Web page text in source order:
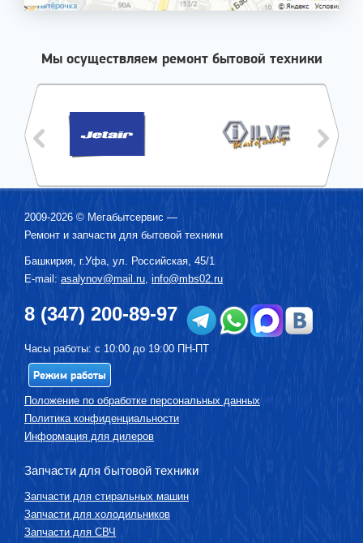
Мы осуществляем ремонт бытовой техники
2009-2026 © Мегабытсервис —
Ремонт и запчасти для бытовой техники
Башкирия, г.Уфа ул. Российская, 45/1
E-mail: asalynov@mail.ru info@mbs02.ru
8 (347) 200-89-97
Часы работы: с 10:00 до 19:00 ПН-ПТ
Режим работы
Положение по обработке персональных данных
Политика конфиденциальности
Информация для дилеров
Запчасти для бытовой техники
Запчасти для стиральных машин
Запчасти для холодильников
Запчасти для СВЧ